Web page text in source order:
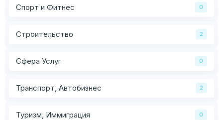
Спорт и Фитнес 0
Строительство 2
Сфера Услуг 0
Транспорт, Автобизнес 2
Туризм, Иммиграция 0